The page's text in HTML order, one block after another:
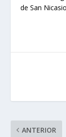
de San
ANTERIOR